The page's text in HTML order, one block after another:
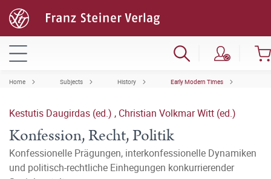
Home Subjects History Early Modern Times
Kestutis Daugirdas (ed.) , Christian Volkmar Witt (ed.)
Konfession, Recht, Politik
Konfessionelle Prägungen, interkonfessionelle Dynamiken
und politisch-rechtliche Einhegungen konkurrierender